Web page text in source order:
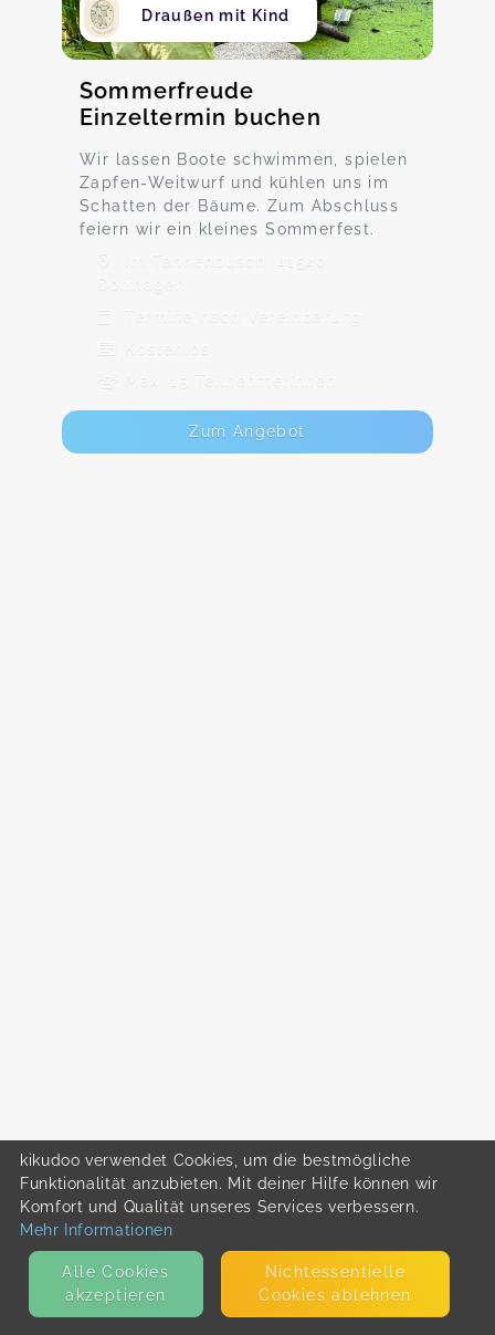
Draußen mit Kind
Sommerfreude
Einzeltermin buchen
Wir lassen Boote schwimmen, spielen
Zapfen-Weitwurf und kühlen uns im
Schatten der Bäume. Zum Abschluss
feiern wir ein kleines Sommerfest.
Im Tannenbusch, 41540
Dormagen
Termine nach Vereinbarung
Max. 15 TeilnehmerInnen
Zum Angebot
kikudoo verwendet Cookies, um die bestmögliche
Funktionalität anzubieten. Mit deiner Hilfe können wir
Komfort und Qualität unseres Services verbessern.
Mehr Informationen
Alle Cookies
akzeptieren
Nicht­essentielle
Cookies ablehnen